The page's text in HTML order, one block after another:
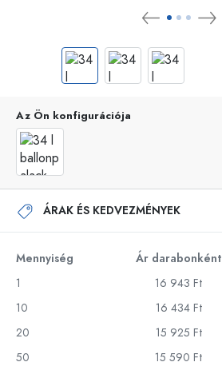
Az Ön konfigurációja
ÁRAK ÉS KEDVEZMÉNYEK
Mennyiség Ár darabonként
1
16 943 Ft
10
16 434 Ft
20
15 925 Ft
50
15 590 Ft